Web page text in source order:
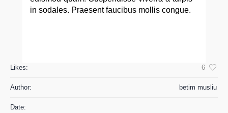
in sodales. Praesent faucibus mollis congue.
Likes: 6
Author: betim musliu
Date: